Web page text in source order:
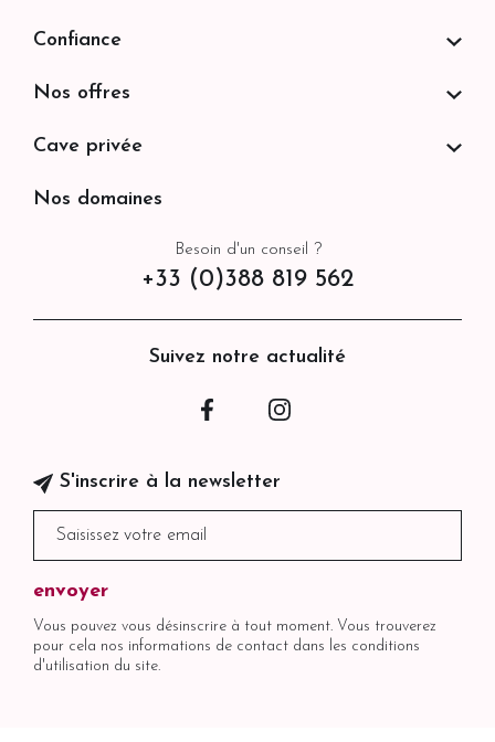
Besoin d'un conseil ?
+33 (0)388 819 562
Suivez notre actualité
Facebook
S'inscrire à la newsletter
Vous pouvez vous désinscrire à tout moment. Vous trouverez
pour cela nos informations de contact dans les conditions
d'utilisation du site.
Confiance
Nos offres
Cave privée
Nos domaines